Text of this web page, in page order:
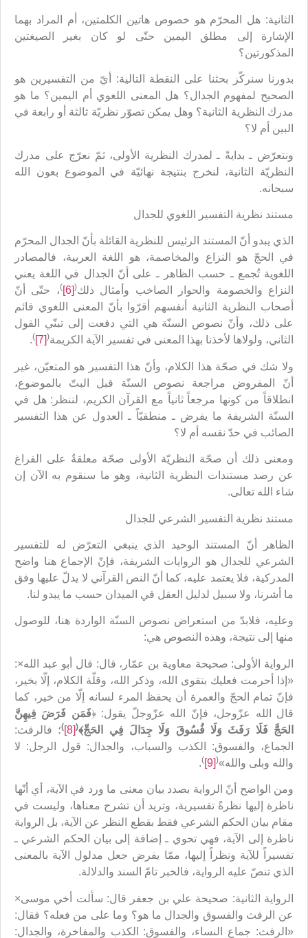
الثانية: هل المحرّم هو خصوص هاتين الكلمتين، أم المراد بهما
الإشارة إلى مطلق اليمين حتّى لو كان بغير الصيغتين
المذكورتين؟
بدورنا سنركّز بحثنا على النقطة التالية: أيّ من التفسيرين هو
الصحيح لمفهوم الجدال؟ هل المعنى اللغوي أم اليمين؟ ما هو
مدرك النظرية الثانية؟ وهل يمكن تصوّر نظريّة ثالثة أو رابعة في
البين أم لا؟
ونتعرّض ـ بدايةً ـ لمدرك النظرية الأولى، ثمّ نعرّج على مدرك
النظريّة الثانية، لنخرج بنتيجة نهائيّة في الموضوع بعون الله
سبحانه.
مستند نظرية التفسير اللغوي للجدال
الذي يبدو أنّ المستند الرئيس للنظرية القائلة بأنّ الجدال المحرّم
في الحجّ هو النزاع والمخاصمة، هو اللغة العربية، فالمصادر
اللغوية تُجمع ـ حسب الظاهر ـ على أنّ الجدال في اللغة يعني
النزاع والخصومة والحوار الصاخب وأمثال ذلك(
[6]
)، حتّى أنّ
أصحاب النظرية الثانية أنفسهم أقرّوا بأنّ المعنى اللغوي قائم
على ذلك، وأنّ نصوص السنّة هي التي دفعت إلى تبنّي القول
الثاني، ولولاها لأخذنا بهذا المعنى في تفسير الآية الكريمة(
[7]
)
.
ولا شك في صحّة هذا الكلام، وأنّ هذا التفسير هو المتعيّن، غير
أنّ المفروض مراجعة نصوص السنّة قبل البتّ بالموضوع،
انطلاقاً من كونها مرجعاً ثانياً مع القرآن الكريم، لننظر: هل في
السنّة الشريفة ما يفرض ـ منطقيّاً ـ العدول عن هذا التفسير
الصائب في حدّ نفسه أم لا؟
ومعنى ذلك أن صحّة النظريّة الأولى صحّة معلقةٌ على الفراغ
عن رصد مستندات النظرية الثانية، وهو ما سنقوم به الآن إن
شاء الله تعالى.
مستند نظرية التفسير الشرعي للجدال
الظاهر أنّ المستند الوحيد الذي ينبغي التعرّض له للتفسير
الشرعي للجدال هو الروايات الشريفة، فإنّ الإجماع هنا واضح
المدركية، فلا يعتمد عليه، كما أنّ النص القرآني لا يدلّ عليها وفق
ما أشرنا، ولا سبيل لدليل العقل في الميدان حسب ما يبدو لنا.
وعليه، فلابدّ من استعراض نصوص السنّة الواردة هنا، للوصول
منها إلى نتيجة، وهذه النصوص هي:
الرواية الأولى: صحيحة معاوية بن عمّار، قال: قال أبو عبد الله×:
«إذا أحرمت فعليك بتقوى الله، وذكر الله، وقلّة الكلام، إلّا بخير،
فإنّ تمام الحجّ والعمرة أن يحفظ المرء لسانه إلّا من خير، كما
قال الله عزّوجل، فإنّ الله عزّوجلّ يقول: ﴿فَمَن فَرَضَ فِيهِنَّ
الحَجَّ فَلَا رَفَثَ وَلَا فُسُوقَ وَلَا جِدَالَ فِي الحَجِّ﴾(
[8]
)؛ فالرفث:
الجماع، والفسوق: الكذب والسباب، والجدال: قول الرجل: لا
والله وبلى والله»(
[9]
)
.
ومن الواضح أنّ الرواية بصدد بيان معنى ما ورد في الآية، أي أنّها
ناظرة إليها نظرةً تفسيرية، وتريد أن تشرح معناها، وليست في
مقام بيان الحكم الشرعي فقط بقطع النظر عن الآية، بل الرواية
ناظرة إلى الآية، فهي تحوي ـ إضافة إلى بيان الحكم الشرعي ـ
تفسيراً للآية ونظراً إليها، ممّا يفرض جعل مدلول الآية بالمعنى
الذي تنصّ عليه الرواية، فالخبر تامّ السند والدلالة.
الرواية الثانية: صحيحة علي بن جعفر قال: سألت أخي موسى×
عن الرفث والفسوق والجدال ما هو؟ وما على من فعله؟ فقال:
«الرفث: جماع النساء، والفسوق: الكذب والمفاخرة، والجدال: